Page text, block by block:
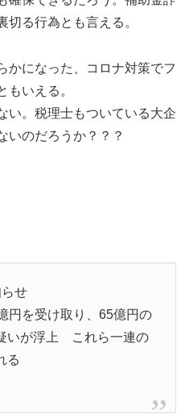
る行為とも言える。
かになった、コロナ対策でフ
もいえる。
い。税理士もついている大企
いのだろうか？？？
せ
円を受け取り、65億円の
いが浮上 これら一連の
る